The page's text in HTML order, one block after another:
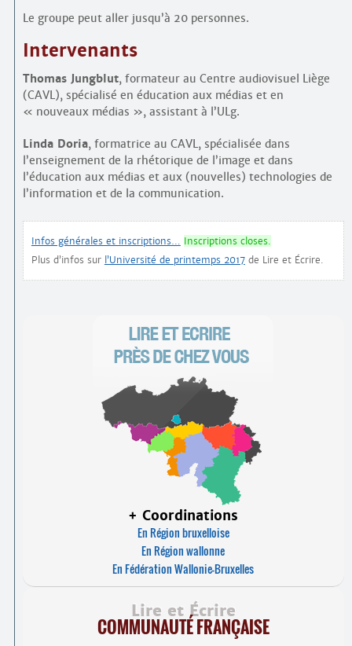
Le groupe peut aller jusqu’à 20 personnes.
Intervenants
Thomas Jungblut, formateur au Centre audiovisuel Liège
(CAVL), spécialisé en éducation aux médias et en
« nouveaux médias », assistant à l’ULg.
Linda Doria, formatrice au CAVL, spécialisée dans
l’enseignement de la rhétorique de l’image et dans
l’éducation aux médias et aux (nouvelles) technologies de
l’information et de la communication.
Infos générales et inscriptions…
Inscriptions closes.
Plus d’infos sur l’Université de printemps 2017de Lire et Écrire.
+ Coordinations
En Région bruxelloise
En Région wallonne
En Fédération Wallonie-Bruxelles
Lire et Écrire
COMMUNAUTÉ FRANÇAISE